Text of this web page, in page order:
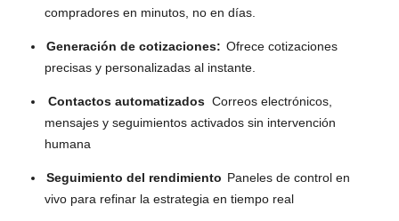
compradores en minutos, no en días.
Generación de cotizaciones: Ofrece cotizaciones
precisas y personalizadas al instante.
Contactos automatizados Correos electrónicos,
mensajes y seguimientos activados sin intervención
humana
Seguimiento del rendimiento Paneles de control en
vivo para refinar la estrategia en tiempo real